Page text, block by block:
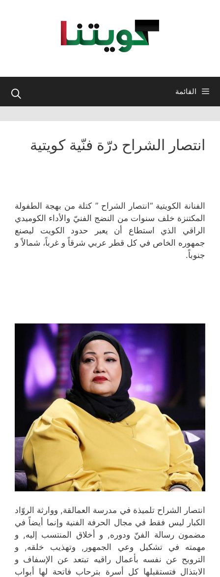
القائمة
انتصار الشراح درّة فنّية كويتية
الفنانة الكويتية “انتصار الشراح ” كتلة من بهجة الطفولة
المكتنزة خلف سنوات من النضج الفنيّ والأداء الكوميدي
الراقي الذي استطاع أن يعبر حدود الكويت ليصنع
جمهوره الخاص في كل قطر عربي شرقاً و غرباً، شمالاً و
جنوباً.
انتصار الشراح تلميذة في مدرسة العمالقة, ووارثة الروّاد
الكبار ليس فقط في مجال الحرفة الفنية وإنما أيضاً في
مضمون رسالة الفنّ ودوره, و أخلاق المنتسب إليه, و
مهمته في تشكيل وعي الجمهور, وتهذيب خلقه, و
الترويح عن نفسه بأعمال راقيه تبتعد عن الإسفاف و
الابتذال فتستقبلها كل أسرة بترحاب فاتحة لها أبواب